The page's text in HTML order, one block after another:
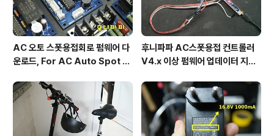
AC 오토 스폿용접회로 펌웨어 다
운로드, For AC Auto Spot W
ad by 후니파파
후니파파 AC스폿용접 컨트롤러
V4.x 이상 펌웨어 업데이터 지그